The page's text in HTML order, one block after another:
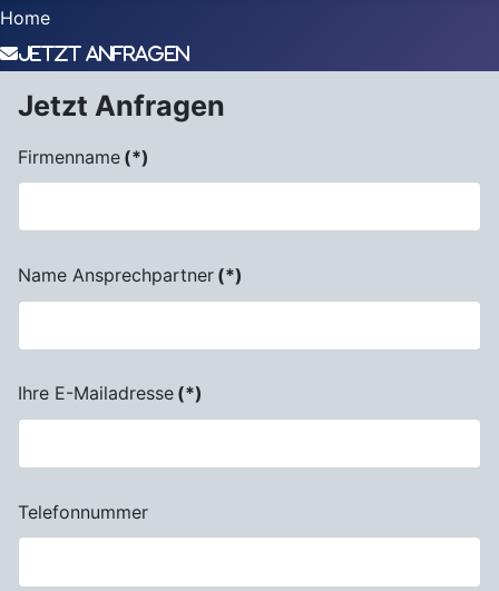
Home
Jetzt Anfragen
Jetzt Anfragen
Firmenname (*)
Name Ansprechpartner (*)
Ihre E-Mailadresse (*)
Telefonnummer